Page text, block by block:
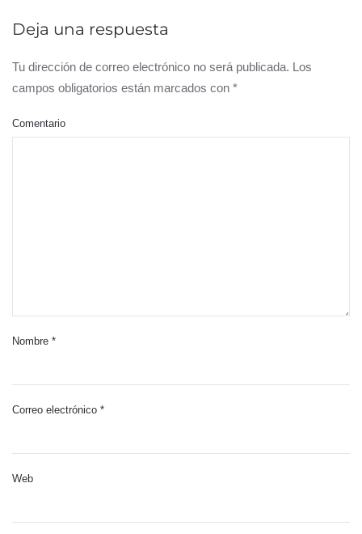
Deja una respuesta
Tu dirección de correo electrónico no será publicada. Los
campos obligatorios están marcados con *
Comentario
Nombre *
Correo electrónico *
Web